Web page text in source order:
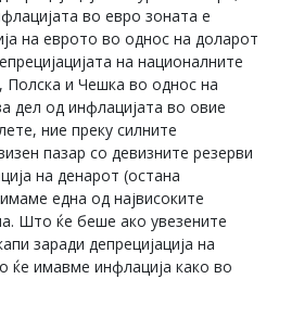
во евро зоната е
на еврото во однос на доларот
на националните
Полска и Чешка во однос на
дел од инфлацијата во овие
ние преку силните
пазар со девизните резерви
на денарот (остана
една од највисоките
Што ќе беше ако увезените
заради депрецијација на
ќе имавме инфлација како во